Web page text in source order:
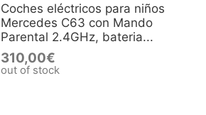
Coches eléctricos para niños
Mercedes C63 con Mando
Parental 2.4GHz, bateria...
310,00€
out of stock